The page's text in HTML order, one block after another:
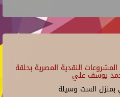
النقدية المصرية بحلقة
يوسف علي
بمنزل الست وسيلة